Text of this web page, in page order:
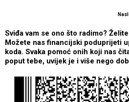
Sviđa vam se ono što radimo?
Možete nas financijski poduprijeti
koda. Svaka pomoć onih koji nas
poput tebe, uvijek je i više nego